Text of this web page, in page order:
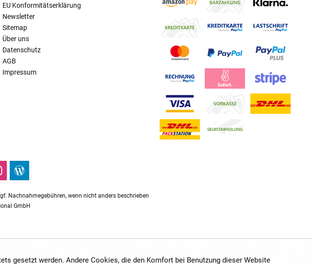
EU Konformitätserklärung
Newsletter
Sitemap
Über uns
Datenschutz
AGB
Impressum
Nachnahmegebühren, wenn nicht anders beschrieben
GmbH
gesetzt werden. Andere Cookies, die den Komfort bei Benutzung dieser Website